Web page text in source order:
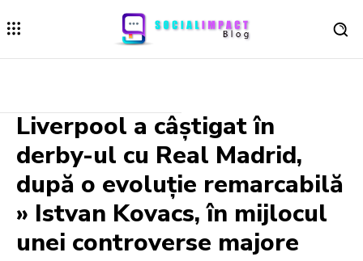
Liverpool a câștigat în
derby-ul cu Real Madrid,
după o evoluție remarcabilă
» Istvan Kovacs, în mijlocul
unei controverse majore